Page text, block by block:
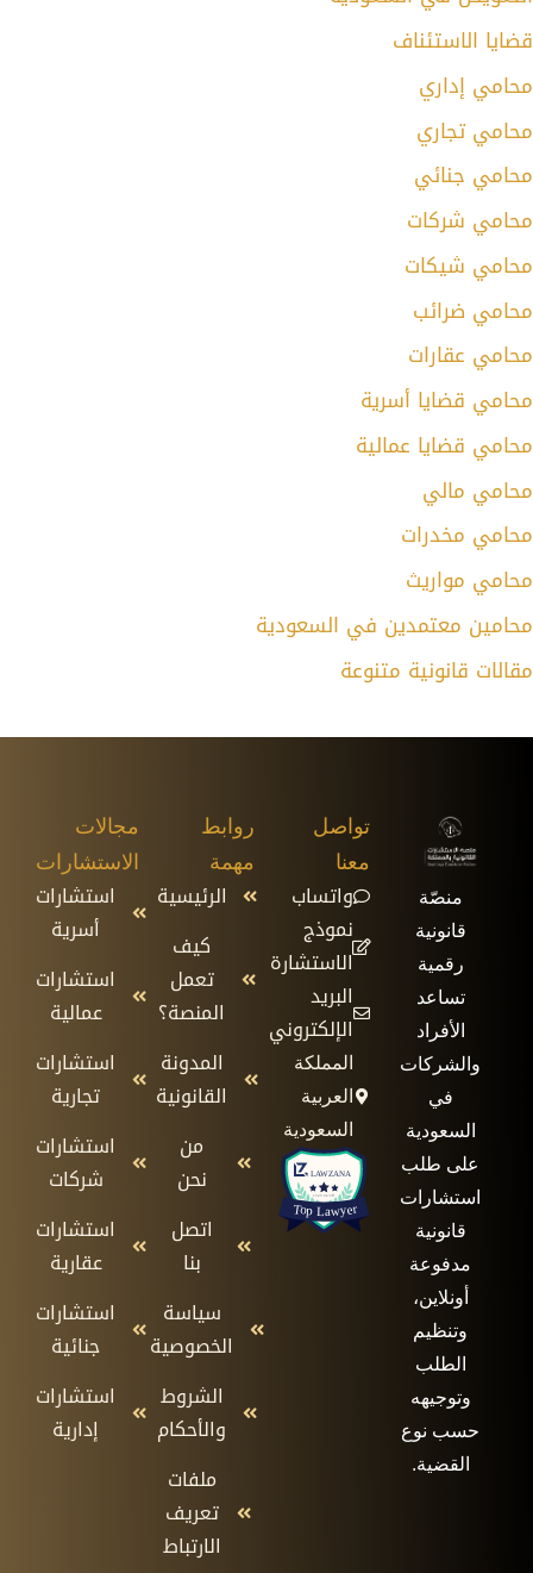
قضايا الاستئناف
محامي إداري
محامي تجاري
محامي جنائي
محامي شركات
محامي شيكات
محامي ضرائب
محامي عقارات
محامي قضايا أسرية
محامي قضايا عمالية
محامي مالي
محامي مخدرات
محامي مواريث
محامين معتمدين في السعودية
مقالات قانونية متنوعة
منصّة
قانونية
رقمية
تساعد
الأفراد
والشركات
في
السعودية
على طلب
استشارات
قانونية
مدفوعة
أونلاين،
وتنظيم
الطلب
وتوجيهه
حسب نوع
القضية.
روابط
مهمة
الرئيسية
كيف
تعمل
المنصة؟
المدونة
القانونية
من
نحن
اتصل
بنا
سياسة
الخصوصية
الشروط
والأحكام
ملفات
تعريف
الارتباط
مجالات
الاستشارات
استشارات
أسرية
استشارات
عمالية
استشارات
تجارية
استشارات
شركات
استشارات
عقارية
استشارات
جنائية
استشارات
إدارية
تواصل
معنا
واتساب
نموذج
الاستشارة
البريد
الإلكتروني
المملكة
العربية
السعودية